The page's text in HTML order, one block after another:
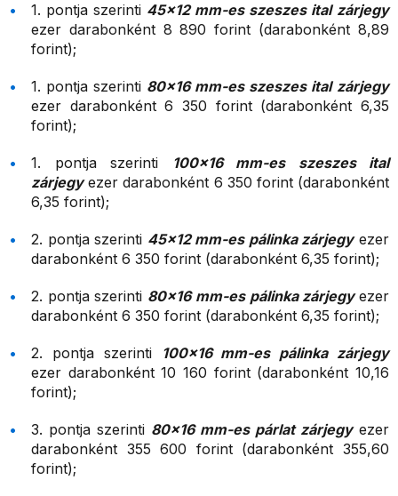
1. pontja szerinti 45×12 mm-es szeszes ital zárjegy
ezer darabonként 8 890 forint (darabonként 8,89
forint);
1. pontja szerinti 80×16 mm-es szeszes ital zárjegy
ezer darabonként 6 350 forint (darabonként 6,35
forint);
1. pontja szerinti
100×16 mm-es szeszes ital
zárjegyezer darabonként 6 350 forint (darabonként
6,35 forint);
2. pontja szerinti 45×12 mm-es pálinka zárjegyezer
darabonként 6 350 forint (darabonként 6,35 forint);
2. pontja szerinti 80×16 mm-es pálinka zárjegyezer
darabonként 6 350 forint (darabonként 6,35 forint);
2. pontja szerinti
100×16 mm-es pálinka zárjegy
ezer darabonként 10 160 forint (darabonként 10,16
forint);
3. pontja szerinti 80×16 mm-es párlat zárjegyezer
darabonként 355 600 forint (darabonként 355,60
forint);